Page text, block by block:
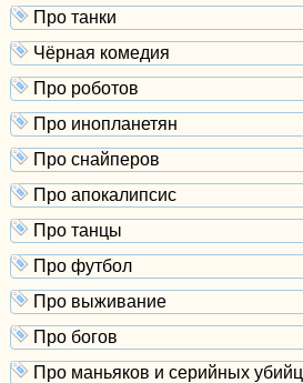
Про танки
Чёрная комедия
Про роботов
Про инопланетян
Про снайперов
Про апокалипсис
Про танцы
Про футбол
Про выживание
Про богов
Про маньяков и серийных убийц